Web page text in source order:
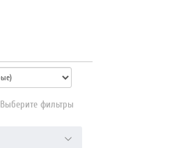
Выберите фильтры